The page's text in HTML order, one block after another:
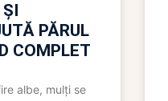
PĂRUL
COMPLET
albe, mulți se